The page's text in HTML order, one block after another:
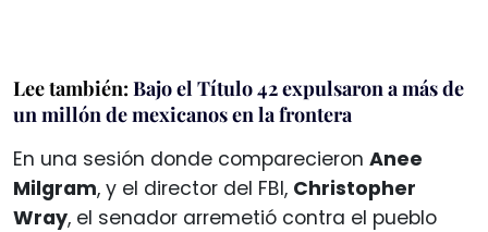
Lee también: Bajo el Título 42 expulsaron a más de
un millón de mexicanos en la frontera
En una sesión donde comparecieron Anee
Milgram, y el director del FBI, Christopher
Wray, el senador arremetió contra el pueblo